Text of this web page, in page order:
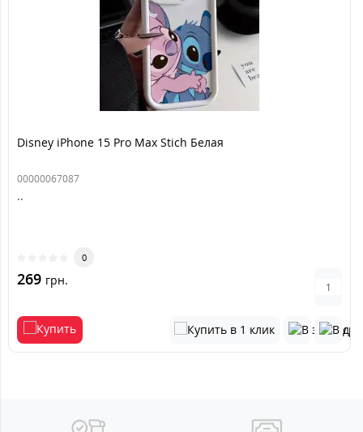
Disney iPhone 15 Pro Max Stich Белая
00000067087
..
0
269 грн.